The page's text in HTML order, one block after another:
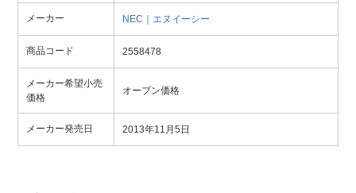
メーカー NEC｜エヌイーシー
商品コード 2558478
メーカー希望小売
価格
オープン価格
メーカー発売日 2013年11月5日